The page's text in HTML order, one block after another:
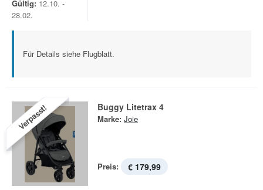
Gültig: 12.10. -
28.02.
Für Details siehe Flugblatt.
Verpasst! Buggy Litetrax 4
Marke: Joie
Preis: € 179,99